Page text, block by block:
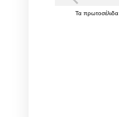
Τα πρωτοσέλιδα